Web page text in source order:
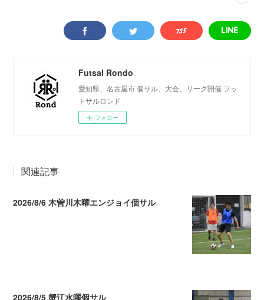
Futsal Rondo
愛知県、名古屋市 個サル、大会、リーグ開催 フッ
トサルロンド
フォロー
関連記事
2026/8/6 木曽川木曜エンジョイ個サル
2026/8/5 蟹江水曜個サル